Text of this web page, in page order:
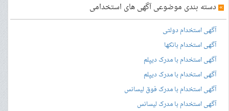
» دسته بندی موضوعی آگهی های استخدامی
آگهی استخدام دولتی
آگهی استخدام بانکها
آگهی استخدام با مدرک دیپلم
آگهی استخدام با مدرک دیپلم
آگهی استخدام با مدرک فوق لیسانس
آگهی استخدام با مدرک لیسانس